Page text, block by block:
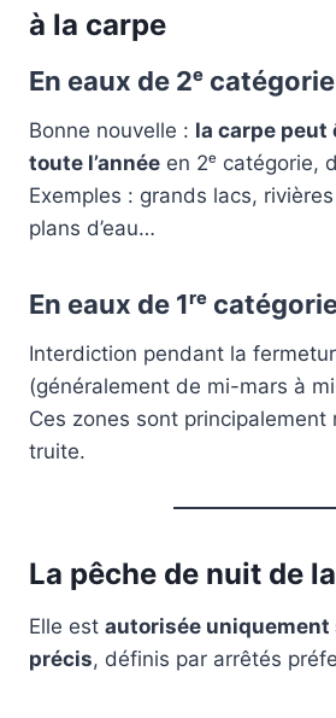
à la carpe
En eaux de 2ᵉ catégorie
Bonne nouvelle : la carpe peut
toute l’année en 2ᵉ catégorie,
Exemples : grands lacs,
plans d’eau…
En eaux de 1ʳᵉ
Interdiction pendant la
(généralement de mi-mars à
Ces zones sont principalement
truite.
La pêche de nuit de
Elle est autorisée uniquement
précis, définis par arrêtés